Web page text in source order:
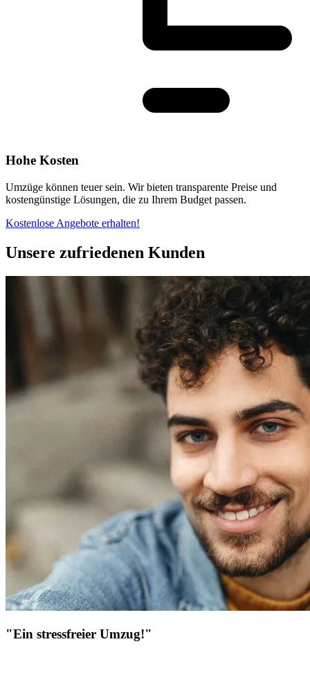
Hohe Kosten
Umzüge können teuer sein. Wir bieten transparente Preise und
kostengünstige Lösungen, die zu Ihrem Budget passen.
Kostenlose Angebote erhalten!
Unsere zufriedenen Kunden
"Ein stressfreier Umzug!"